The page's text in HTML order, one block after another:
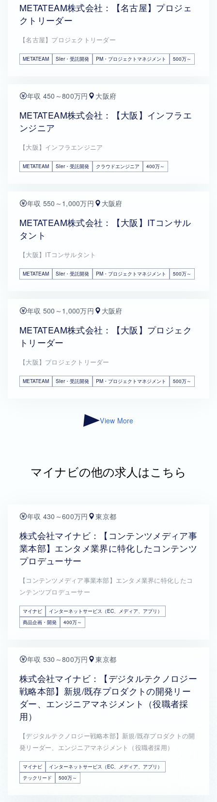
METATEAM株式会社：【名古屋】プロジェ
クトリーダー
【名古屋】プロジェクトリーダー
METATEAM SIer・受託開発 PM・プロジェクトマネジメント 500万～
年収 450～800万円 大阪府
METATEAM株式会社：【大阪】インフラエ
ンジニア
【大阪】インフラエンジニア
METATEAM SIer・受託開発 クラウドエンジニア 400万～
年収 550～1,000万円 大阪府
METATEAM株式会社：【大阪】ITコンサル
タント
【大阪】ITコンサルタント
METATEAM SIer・受託開発 PM・プロジェクトマネジメント 500万～
年収 500～1,000万円 大阪府
METATEAM株式会社：【大阪】プロジェク
トリーダー
【大阪】プロジェクトリーダー
METATEAM SIer・受託開発 PM・プロジェクトマネジメント 500万～
View More
マイナビの他の求人はこちら
年収 430～600万円 東京都
株式会社マイナビ：【コンテンツメディア事
業本部】エンタメ業界に特化したコンテンツ
プロデューサー
【コンテンツメディア事業本部】エンタメ業界に特化したコ
ンテンツプロデューサー
マイナビ
インターネットサービス（EC、メディア、アプリ）
商品企画・開発
400万～
年収 530～800万円 東京都
株式会社マイナビ：【デジタルテクノロジー
戦略本部】新規/既存プロダクトの開発リー
ダー、エンジニアマネジメント（役職者採
用）
【デジタルテクノロジー戦略本部】新規/既存プロダクトの開
発リーダー、エンジニアマネジメント（役職者採用）
マイナビ
インターネットサービス（EC、メディア、アプリ）
テックリード
500万～